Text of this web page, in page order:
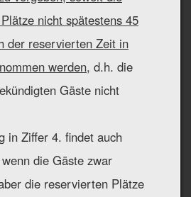
nicht spätestens 45
der reservierten Zeit in
werden, d.h. die
Gäste nicht
in Ziffer 4. findet auch
die Gäste zwar
die reservierten Plätze